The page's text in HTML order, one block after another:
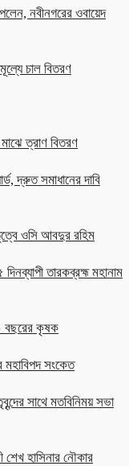
নবীনগরের ওবায়েদ
চাল বিতরণ
ত্রাণ বিতরণ
দ্রুত সমাধানের দাবি
ওসি আবদুর রহিম
তারকব্রহ্ম মহানাম
বছরের কৃষক
সংকেত
সাথে মতবিনিময় সভা
হাসিনার নৌকার